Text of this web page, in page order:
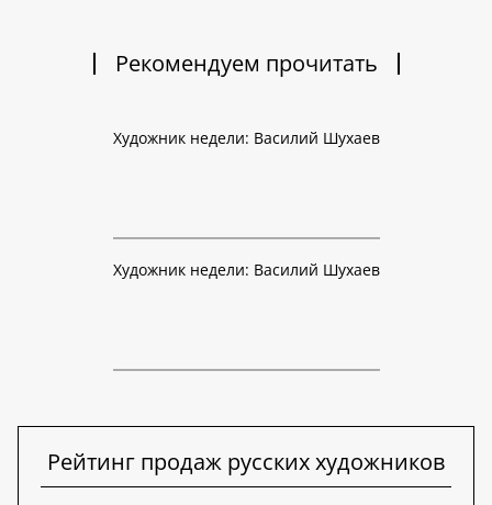
Рекомендуем прочитать
Художник недели: Василий Шухаев
Художник недели: Василий Шухаев
Рейтинг продаж русских художников